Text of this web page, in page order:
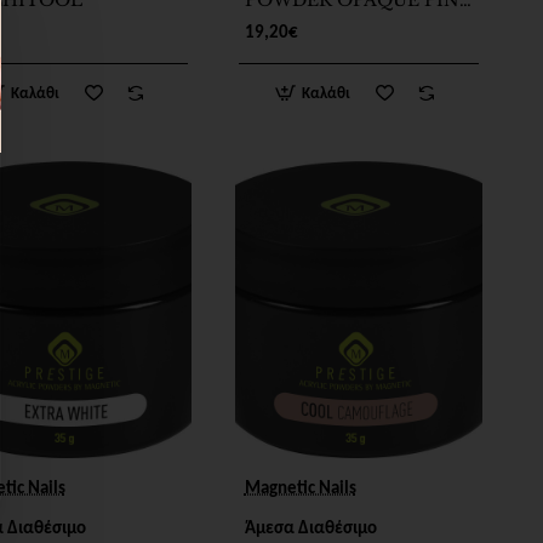
Καλάθι
35g
19,20€
Καλάθι
Nails
Magnetic Nails
Άμεσα Διαθέσιμο